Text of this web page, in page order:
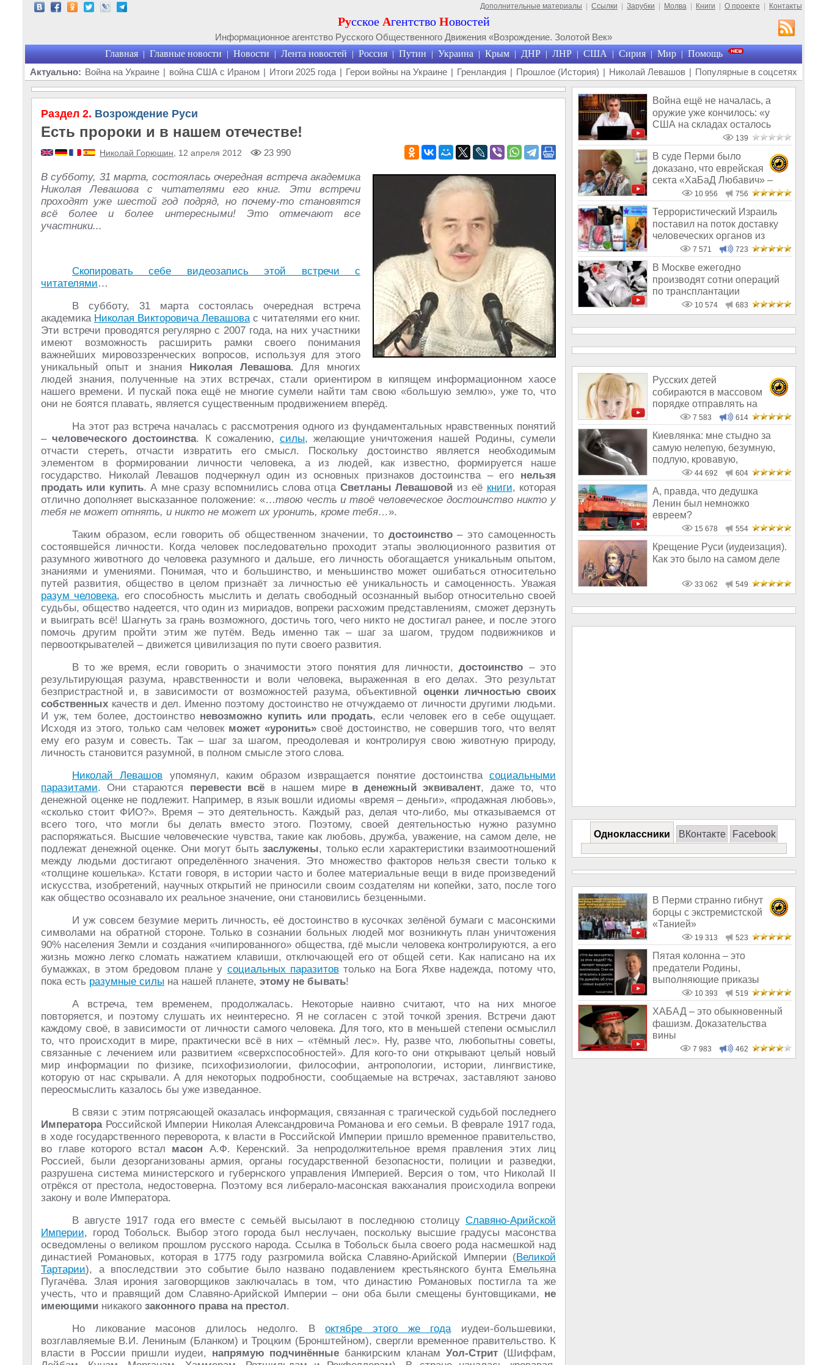
Дополнительные материалы Ссылки Зарубки Молва Книги О проекте Контакты
Русское Агентство Новостей
Информационное агентство Русского Общественного Движения «Возрождение. Золотой Век»
Главная | Главные новости | Новости | Лента новостей | Россия | Путин | Украина | Крым | ДНР | ЛНР | США | Сирия | Мир | Помощь
Актуально: Война на Украине | война США с Ираном | Итоги 2025 года | Герои войны на Украине | Гренландия | Прошлое (История) | Николай Левашов | Популярные в соцсетях
Раздел 2. Возрождение Руси
Есть пророки и в нашем отечестве!
Николай Горюшин , 12 апреля 2012 23 990
В субботу, 31 марта, состоялась очередная встреча академика
Николая Левашова с читателями его книг. Эти встречи
проходят уже шестой год подряд, но почему-то становятся
всё более и более интересными! Это отмечают все
участники...
Скопировать себе видеозапись этой встречи с
читателями…
В субботу, 31 марта состоялась очередная встреча
академика Николая Викторовича Левашовас читателями его книг.
Эти встречи проводятся регулярно с 2007 года, на них участники
имеют возможность расширить рамки своего понимания
важнейших мировоззренческих вопросов, используя для этого
уникальный опыт и знания Николая Левашова. Для многих
людей знания, полученные на этих встречах, стали ориентиром в кипящем информационном хаосе
нашего времени. И пускай пока ещё не многие сумели найти там свою «большую землю», уже то, что
они не боятся плавать, является существенным продвижением вперёд.
На этот раз встреча началась с рассмотрения одного из фундаментальных нравственных понятий
–человеческого достоинства. К сожалению,силы, желающие уничтожения нашей Родины, сумели
отчасти стереть, отчасти извратить его смысл. Поскольку достоинство является необходимым
элементом в формировании личности человека, а из людей, как известно, формируется наше
государство. Николай Левашов подчеркнул один из основных признаков достоинства – его нельзя
продать или купить. А мне сразу вспомнились слова отцаСветланы Левашовой из её книги, которая
отлично дополняет высказанное положение: «…твою честь и твоё человеческое достоинство никто у
тебя не может отнять, и никто не может их уронить, кроме тебя…».
Таким образом, если говорить об общественном значении, то достоинство– это самоценность
состоявшейся личности. Когда человек последовательно проходит этапы эволюционного развития от
разумного животного до человека разумного и дальше, его личность обогащается уникальным опытом,
знаниями и умениями. Понимая, что и большинство, и меньшинство может ошибаться относительно
путей развития, общество в целом признаёт за личностью её уникальность и самоценность. Уважая
разум человека, его способность мыслить и делать свободный осознанный выбор относительно своей
судьбы, общество надеется, что один из мириадов, вопреки расхожим представлениям, сможет дерзнуть
и выиграть всё! Шагнуть за грань возможного, достичь того, чего никто не достигал ранее, и после этого
помочь другим пройти этим же путём. Ведь именно так – шаг за шагом, трудом подвижников и
первооткрывателей – движется цивилизация по пути своего развития.
В то же время, если говорить о значимости этого понятия для личности,достоинство – это
результирующая разума, нравственности и воли человека, выраженная в его делах. Это результат
безпристрастной и, в зависимости от возможностей разума, объективной оценки личностью своих
собственных качеств и дел. Именно поэтому достоинство не отчуждаемо от личности другими людьми.
И уж, тем более, достоинство невозможно купить или продать, если человек его в себе ощущает.
Исходя из этого, только сам человек может «уронить» своё достоинство, не совершив того, что велят
ему его разум и совесть. Так – шаг за шагом, преодолевая и контролируя свою животную природу,
личность становится разумной, в полном смысле этого слова.
Николай Левашов упомянул, каким образом извращается понятие достоинства социальными
паразитами. Они стараются перевести всёв нашем мире в денежный эквивалент, даже то, что
денежной оценке не подлежит. Например, в язык вошли идиомы «время – деньги», «продажная любовь»,
«сколько стоит ФИО?». Время – это деятельность. Каждый раз, делая что-либо, мы отказываемся от
всего того, что могли бы делать вместо этого. Поэтому, своей деятельностью нужно разумно
распоряжаться. Высшие человеческие чувства, такие как любовь, дружба, уважение, на самом деле, не
подлежат денежной оценке. Они могут быть заслужены, только если характеристики взаимоотношений
между людьми достигают определённого значения. Это множество факторов нельзя свести только к
«толщине кошелька». Кстати говоря, в истории часто и более материальные вещи в виде произведений
искусства, изобретений, научных открытий не приносили своим создателям ни копейки, зато, после того
как общество осознавало их реальное значение, они становились безценными.
И уж совсем безумие мерить личность, её достоинство в кусочках зелёной бумаги с масонскими
символами на обратной стороне. Только в сознании больных людей мог возникнуть план уничтожения
90% населения Земли и создания «чипированного» общества, гдё мысли человека контролируются, а его
жизнь можно легко сломать нажатием клавиши, отключающей его от общей сети. Как написано на их
бумажках, в этом бредовом плане у социальных паразитов только на Бога Яхве надежда, потому что,
пока есть разумные силы на нашей планете, этому не бывать!
А встреча, тем временем, продолжалась. Некоторые наивно считают, что на них многое
повторяется, и поэтому слушать их неинтересно. Я не согласен с этой точкой зрения. Встречи дают
каждому своё, в зависимости от личности самого человека. Для того, кто в меньшей степени осмыслил
то, что происходит в мире, практически всё в них – «тёмный лес». Ну, разве что, любопытны советы,
связанные с лечением или развитием «сверхспособностей». Для кого-то они открывают целый новый
мир информации по физике, психофизиологии, философии, антропологии, истории, лингвистике,
которую от нас скрывали. А для некоторых подробности, сообщаемые на встречах, заставляют заново
переосмыслить казалось бы уже изведанное.
В связи с этим потрясающей оказалась информация, связанная с трагической судьбой последнего
ИмператораРоссийской Империи Николая Александровича Романова и его семьи. В феврале 1917 года,
в ходе государственного переворота, к власти в Российской Империи пришло временное правительство,
во главе которого встал масон А.Ф. Керенский. За непродолжительное время правления этих лиц
Россией, были дезорганизованы армия, органы государственной безопасности, полиции и разведки,
разрушена система министерского и губернского управления Империей. Версия о том, что Николай II
отрёкся от престола, недостоверна. Поэтому вся либерало-масонская вакханалия происходила вопреки
закону и воле Императора.
В августе 1917 года его вместе с семьёй высылают в последнюю столицу Славяно-Арийской
Империи, город Тобольск. Выбор этого города был неслучаен, поскольку высшие градусы масонства
осведомлены о великом прошлом русского народа. Ссылка в Тобольск была своего рода насмешкой над
династией Романовых, которая в 1775 году разгромила войска Славяно-Арийской Империи (Великой
Тартарии), а впоследствии это событие было названо подавлением крестьянского бунта Емельяна
Пугачёва. Злая ирония заговорщиков заключалась в том, что династию Романовых постигла та же
учесть, что и правящий дом Славяно-Арийской Империи – они оба были смещены бунтовщиками, не
имеющими никакого законного права на престол.
Но ликование масонов длилось недолго. Воктябре этого же годаиудеи-большевики,
возглавляемые В.И. Лениным (Бланком) и Троцким (Бронштейном), свергли временное правительство. К
власти в России пришли иудеи, напрямую подчинённые банкирским кланамУол-Стрит (Шиффам,
Война ещё не началась, а
оружие уже кончилось: «у
США на складах осталось
139
В суде Перми было
доказано, что еврейская
секта «ХаБаД Любавич» –
нацистская секта
10 956 756
Террористический Израиль
поставил на поток доставку
человеческих органов из
стран б
7 571 723
В Москве ежегодно
производят сотни операций
по трансплантации
человеческих органов
10 574 683
Русских детей
собираются в массовом
порядке отправлять на
усыновление в Израиль
7 583 614
Киевлянка: мне стыдно за
самую нелепую, безумную,
подлую, кровавую,
уродливую револ
44 692 604
А, правда, что дедушка
Ленин был немножко
евреем?
15 678 554
Крещение Руси (иудеизация).
Как это было на самом деле
33 062 549
Одноклассники ВКонтакте Facebook
В Перми странно гибнут
борцы с экстремистской
«Танией»
19 313 523
Пятая колонна – это
предатели Родины,
выполняющие приказы
врагов
10 393 519
ХАБАД – это обыкновенный
фашизм. Доказательства
вины
7 983 462